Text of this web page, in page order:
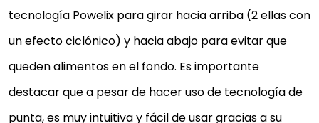
127,96 €
Comprar YA
tecnología Powelix para girar hacia arriba (2 ellas con
un efecto ciclónico) y hacia abajo para evitar que
queden alimentos en el fondo. Es importante
destacar que a pesar de hacer uso de tecnología de
punta, es muy intuitiva y fácil de usar gracias a su